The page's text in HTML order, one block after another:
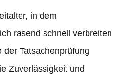
in dem
rasend schnell verbreiten
der Tatsachenprüfung
Zuverlässigkeit und